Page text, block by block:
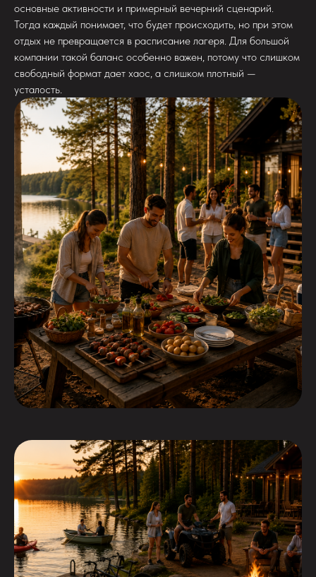
основные активности и примерный вечерний сценарий.
Тогда каждый понимает, что будет происходить, но при этом
отдых не превращается в расписание лагеря. Для большой
компании такой баланс особенно важен, потому что слишком
свободный формат дает хаос, а слишком плотный —
усталость.